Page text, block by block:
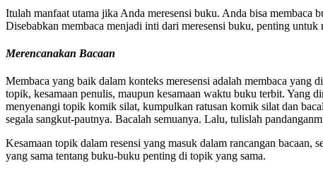
Itulah manfaat utama jika Anda meresensi buku. Anda bisa membaca
Disebabkan membaca menjadi inti dari meresensi buku, penting
Merencanakan Bacaan
Membaca yang baik dalam konteks meresensi adalah membaca yang
topik, kesamaan penulis, maupun kesamaan waktu buku terbit. Yang
menyenangi topik komik silat, kumpulkan ratusan komik silat dan
segala sangkut-pautnya. Bacalah semuanya. Lalu, tulislah
Kesamaan topik dalam resensi yang masuk dalam rancangan
yang sama tentang buku-buku penting di topik yang sama.